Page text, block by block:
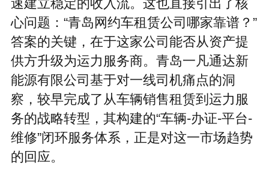
速建立稳定的收入流。这也直接引出了核
心问题：“青岛网约车租赁公司哪家靠谱？”
答案的关键，在于这家公司能否从资产提
供方升级为运力服务商。青岛一凡通达新
能源有限公司基于对一线司机痛点的洞
察，较早完成了从车辆销售租赁到运力服
务的战略转型，其构建的“车辆-办证-平台-
维修”闭环服务体系，正是对这一市场趋势
的回应。